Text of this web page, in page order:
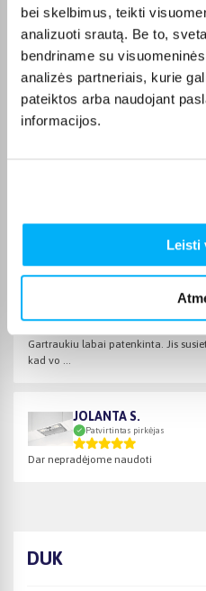
bei skelbimus, teikti
analizuoti srautą. Be to,
bendriname su
analizės partneriais, kurie
pateiktos arba naudojant
informacijos.
Leisti
Pirkėjų
Vytautas B.
Patvirtintas pirkėjas
Gartraukiu labai patenkinta. Jis
kad vo ...
JOLANTA S.
Patvirtintas pirkėjas
Dar nepradėjome naudoti
DUK